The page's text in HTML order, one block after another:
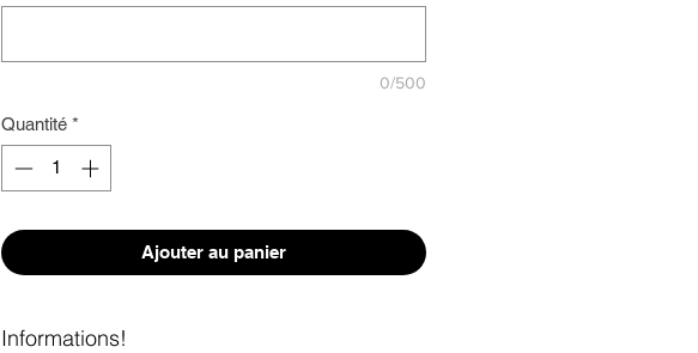
0/500
Quantité *
Ajouter au panier
Informations!